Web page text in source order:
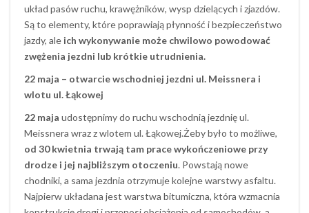
układ pasów ruchu, krawężników, wysp dzielących i zjazdów.
Są to elementy, które poprawiają płynność i bezpieczeństwo
jazdy, ale ich wykonywanie może chwilowo powodować
zwężenia jezdni lub krótkie utrudnienia.
22 maja – otwarcie wschodniej jezdni ul. Meissnera i
wlotu ul. Łąkowej
22 maja udostępnimy do ruchu wschodnią jezdnię ul.
Meissnera wraz z wlotem ul. Łąkowej.Żeby było to możliwe,
od 30 kwietnia trwają tam prace wykończeniowe przy
drodze i jej najbliższym otoczeniu. Powstają nowe
chodniki, a sama jezdnia otrzymuje kolejne warstwy asfaltu.
Najpierw układana jest warstwa bitumiczna, która wzmacnia